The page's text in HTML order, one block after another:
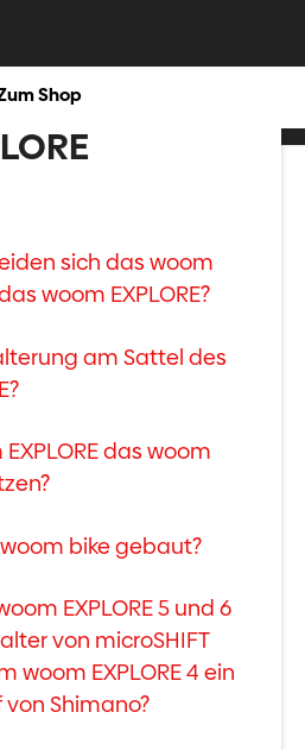
Shop
sich das woom
woom EXPLORE?
am Sattel des
das woom
bike gebaut?
EXPLORE 5 und 6
von microSHIFT
woom EXPLORE 4 ein
Shimano?